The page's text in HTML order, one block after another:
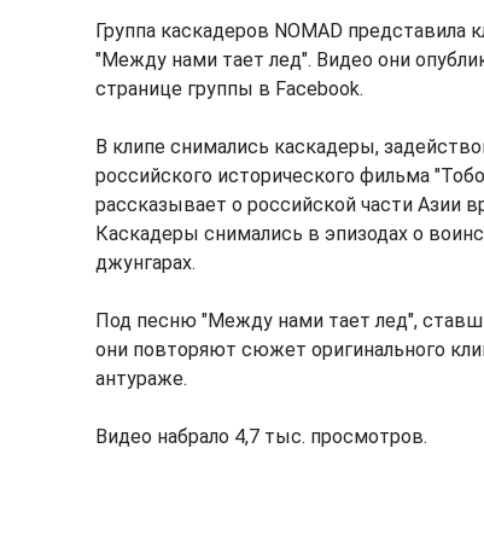
Группа каскадеров NOMAD представила
"Между нами тает лед". Видео они
странице группы в Facebook.
В клипе снимались каскадеры,
российского исторического фильма
рассказывает о российской части Азии
Каскадеры снимались в эпизодах о
джунгарах.
Под песню "Между нами тает лед",
они повторяют сюжет оригинального
антураже.
Видео набрало 4,7 тыс. просмотров.